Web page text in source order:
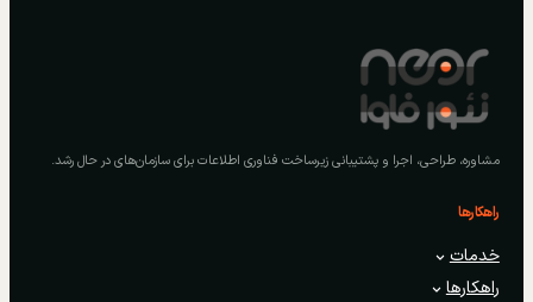
مشاوره، طراحی، اجرا و پشتیبانی زیرساخت فناوری اطلاعات برای سازمان‌های در حال رشد.
راهکارها
خدمات
راهکارها